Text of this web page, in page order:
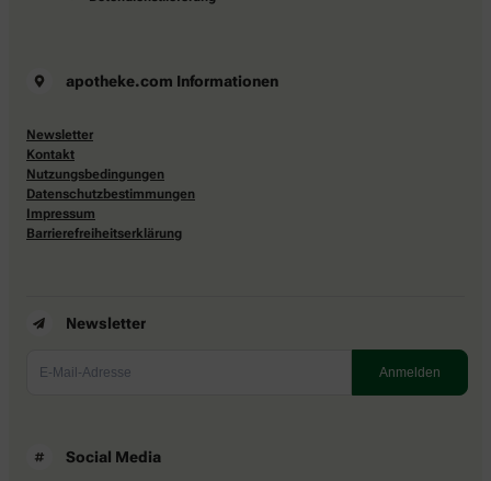
apotheke.com Informationen
Newsletter
Kontakt
Nutzungsbedingungen
Datenschutzbestimmungen
Impressum
Barrierefreiheitserklärung
Newsletter
Social Media